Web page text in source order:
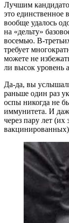
Лучшим
это единственное
вообще удалось
на «дельту»
восемью. В-
требует
можете не
ли высок уровень
Да-да, вы
раньше один раз
оспы никогда не
иммунитета. И
через пару лет